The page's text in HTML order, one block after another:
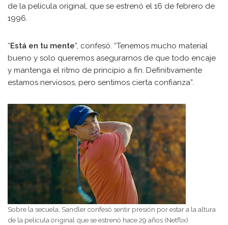
de la película original, que se estrenó el 16 de febrero de
1996.
“Está en tu mente”, confesó. “Tenemos mucho material
bueno y solo queremos asegurarnos de que todo encaje
y mantenga el ritmo de principio a fin. Definitivamente
estamos nerviosos, pero sentimos cierta confianza”.
Sobre la secuela, Sandler confesó sentir presión por estar a la altura
de la película original que se estrenó hace 29 años (Netflix)